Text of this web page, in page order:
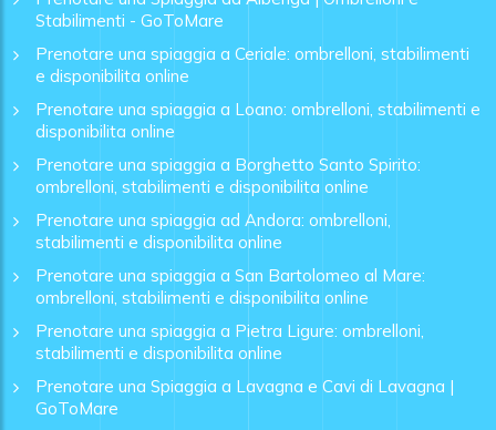
Stabilimenti - GoToMare
Prenotare una spiaggia a Ceriale: ombrelloni, stabilimenti
e disponibilita online
Prenotare una spiaggia a Loano: ombrelloni, stabilimenti e
disponibilita online
Prenotare una spiaggia a Borghetto Santo Spirito:
ombrelloni, stabilimenti e disponibilita online
Prenotare una spiaggia ad Andora: ombrelloni,
stabilimenti e disponibilita online
Prenotare una spiaggia a San Bartolomeo al Mare:
ombrelloni, stabilimenti e disponibilita online
Prenotare una spiaggia a Pietra Ligure: ombrelloni,
stabilimenti e disponibilita online
Prenotare una Spiaggia a Lavagna e Cavi di Lavagna |
GoToMare